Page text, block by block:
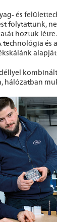
és
folytattunk,
hoztuk
technológia és
hálózatban